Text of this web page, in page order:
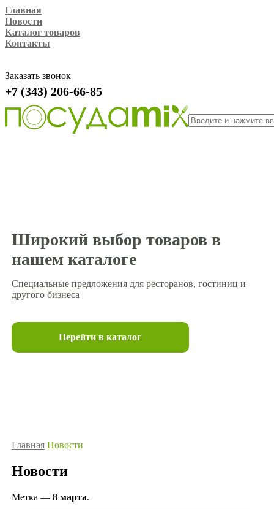
Главная
Новости
Каталог товаров
Контакты
Заказать звонок
+7 (343) 206-66-85
Широкий выбор товаров в
нашем каталоге
Специальные предложения для ресторанов, гостиниц и
другого бизнеса
Перейти в каталог
Главная Новости
Новости
Метка — 8 марта.